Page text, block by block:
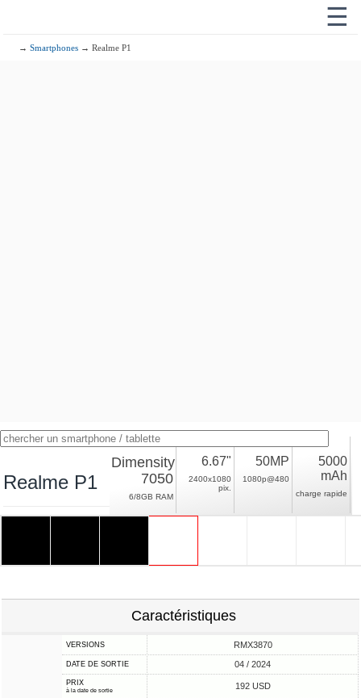
☰
→Smartphones → Realme P1
Realme P1
Dimensity
7050
6/8GB RAM
6.67"
2400x1080
pix.
50MP
1080p@480
5000
mAh
charge rapide
Caractéristiques
VERSIONS RMX3870
DATE DE SORTIE 04 / 2024
PRIX
à la date de sortie 192 USD